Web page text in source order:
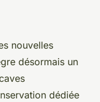
à vin
nouvelles
désormais un
dédiée